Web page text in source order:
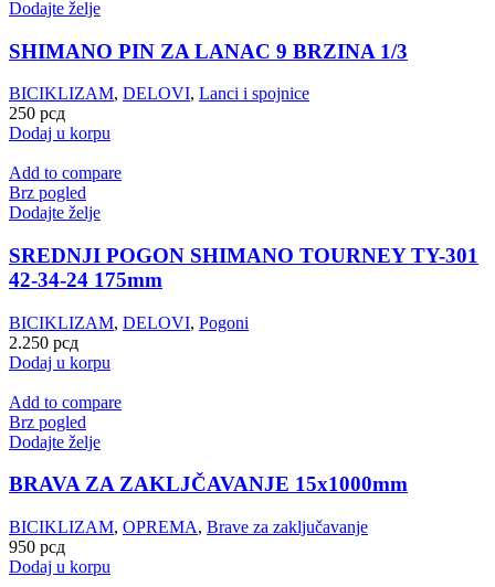
Dodajte želje
SHIMANO PIN ZA LANAC 9 BRZINA 1/3
BICIKLIZAM, DELOVI, Lanci i spojnice
250 рсд
Dodaj u korpu
Add to compare
Brz pogled
Dodajte želje
SREDNJI POGON SHIMANO TOURNEY TY-301
42-34-24 175mm
BICIKLIZAM, DELOVI, Pogoni
2.250 рсд
Dodaj u korpu
Add to compare
Brz pogled
Dodajte želje
BRAVA ZA ZAKLJČAVANJE 15x1000mm
BICIKLIZAM, OPREMA, Brave za zaključavanje
950 рсд
Dodaj u korpu